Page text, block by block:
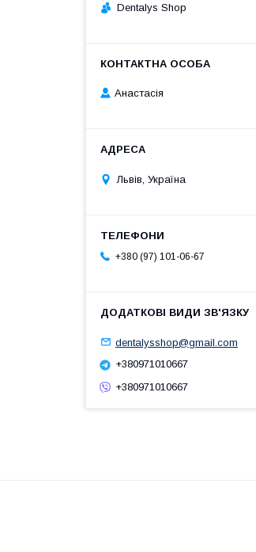
Dentalys Shop
Анастасія
Львів, Україна
+380 (97) 101-06-67
dentalysshop@gmail.com
+380971010667
+380971010667